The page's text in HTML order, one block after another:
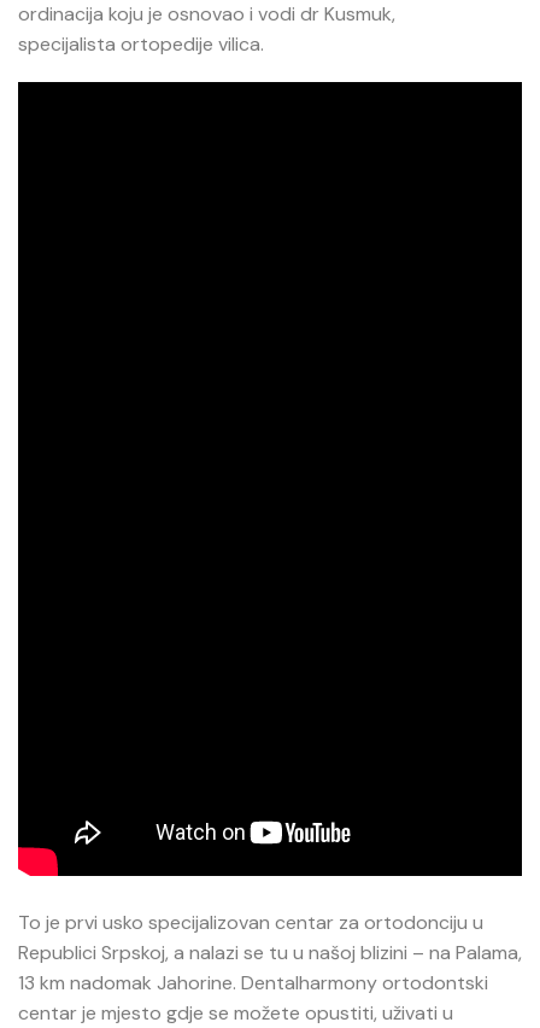
ordinacija koju je osnovao i vodi dr Kusmuk,
specijalista ortopedije vilica.
To je prvi usko specijalizovan centar za ortodonciju u
Republici Srpskoj, a nalazi se tu u našoj blizini – na Palama,
13 km nadomak Jahorine. Dentalharmony ortodontski
centar je mjesto gdje se možete opustiti, uživati u